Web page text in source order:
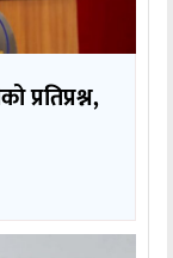
प्रतिप्रश्न,